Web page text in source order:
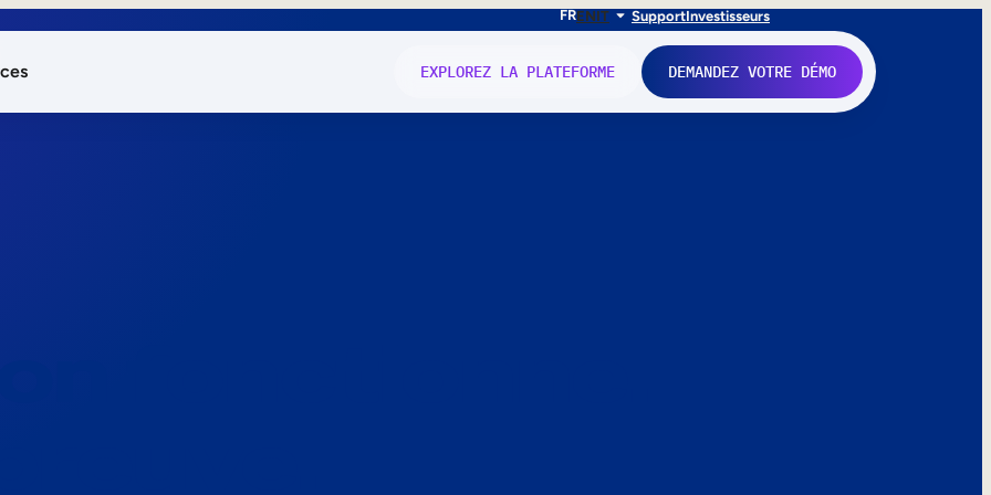
FRENIT SupportInvestisseurs
EXPLOREZ LA PLATEFORME DEMANDEZ VOTRE DÉMO